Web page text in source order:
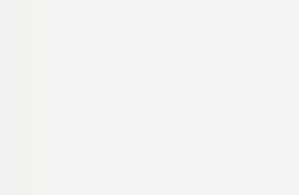
rang des religieux…
Major le jour de Saint-Marc, par l’abbé d...
les églises du diocèse d’Arles, avec
la paroisse
par Charles Gaignon